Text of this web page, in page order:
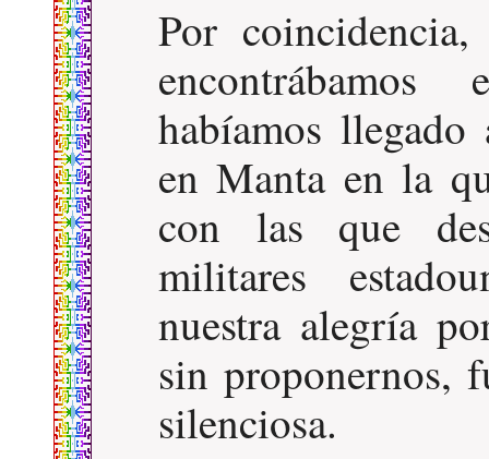
Por
habíamos
en Manta en la
con las que
militares
nuestra alegría
sin proponernos,
silenciosa.